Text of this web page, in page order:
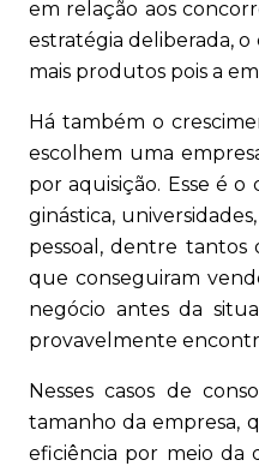
em relação aos
estratégia deliberada,
mais produtos pois a
Há também o
escolhem uma
por aquisição. Esse é
ginástica,
pessoal, dentre tantos
que conseguiram
negócio antes da
provavelmente
Nesses casos de
tamanho da empresa,
eficiência por meio da